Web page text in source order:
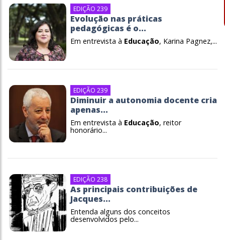
EDIÇÃO 239
Evolução nas práticas
pedagógicas é o...
Em entrevista à Educação, Karina Pagnez,...
EDIÇÃO 239
Diminuir a autonomia docente cria
apenas...
Em entrevista à Educação, reitor
honorário...
EDIÇÃO 238
As principais contribuições de
Jacques...
Entenda alguns dos conceitos
desenvolvidos pelo...